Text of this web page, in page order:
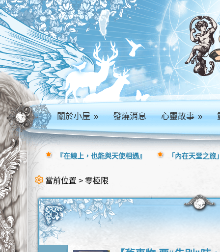
關於小屋» 發燒消息 心靈故事»
當前位置 > 零極限
『在線上，也能與天使相遇』 「內在天堂之